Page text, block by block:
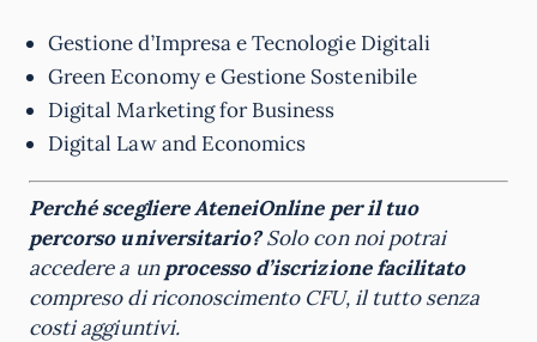
Gestione d’Impresa e Tecnologie Digitali
Green Economy e Gestione Sostenibile
Digital Marketing for Business
Digital Law and Economics
Perché scegliere AteneiOnline per il tuo
percorso universitario?Solo con noi potrai
accedere a unprocesso d’iscrizione facilitato
compreso di riconoscimento CFU, il tutto senza
costi aggiuntivi.